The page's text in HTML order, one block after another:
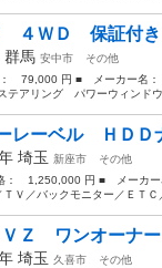
４ＷＤ 保証付
群馬 安中市
その他
： 79,000 円 ■ メーカー
アリング パワーウィンド
レーベル ＨＤＤ
埼玉 新座市
その他
： 1,250,000 円 ■ メーカ
／バックモニター／ＥＴＣ
ＶＺ ワンオーナ
埼玉 久喜市
その他